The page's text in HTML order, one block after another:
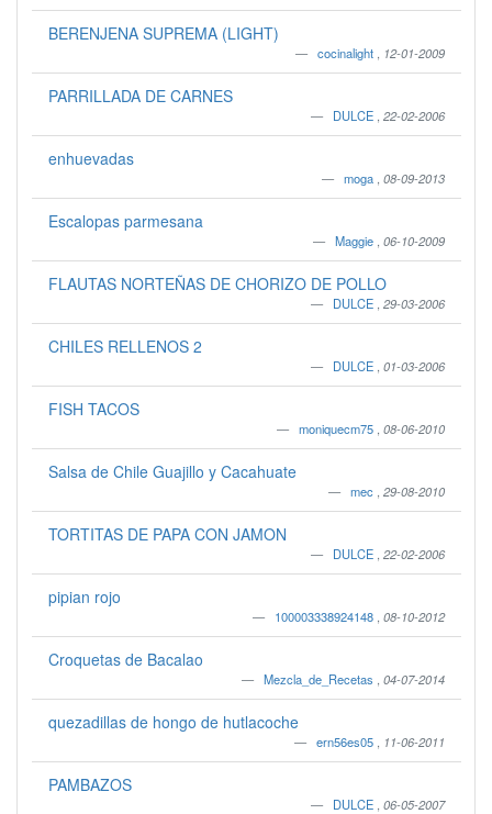
BERENJENA SUPREMA (LIGHT)
cocinalight 12-01-2009
PARRILLADA DE CARNES
DULCE 22-02-2006
enhuevadas
moga 08-09-2013
Escalopas parmesana
Maggie 06-10-2009
FLAUTAS NORTEÑAS DE CHORIZO DE POLLO
DULCE 29-03-2006
CHILES RELLENOS 2
DULCE 01-03-2006
FISH TACOS
moniquecm75 08-06-2010
Salsa de Chile Guajillo y Cacahuate
mec 29-08-2010
TORTITAS DE PAPA CON JAMON
DULCE 22-02-2006
pipian rojo
100003338924148 08-10-2012
Croquetas de Bacalao
Mezcla_de_Recetas 04-07-2014
quezadillas de hongo de hutlacoche
ern56es05 11-06-2011
PAMBAZOS
DULCE 06-05-2007